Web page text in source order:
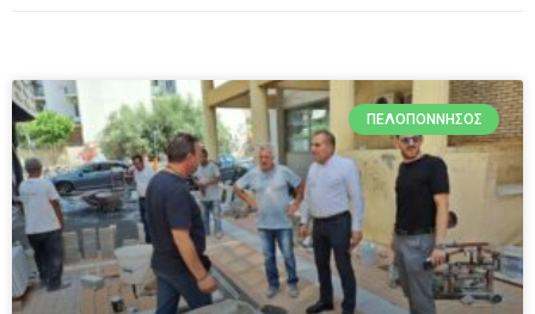
ΠΕΛΟΠΌΝΝΗΣΟΣ